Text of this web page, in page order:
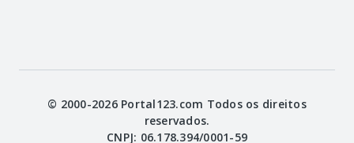
© 2000-2026 Portal123.com Todos os direitos
reservados.
CNPJ: 06.178.394/0001-59